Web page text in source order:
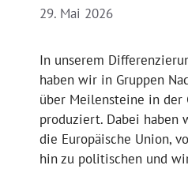
29. Mai 2026
In unserem
haben wir in Gruppen
über Meilensteine in der
produziert. Dabei
die Europäische Union,
hin zu politischen und